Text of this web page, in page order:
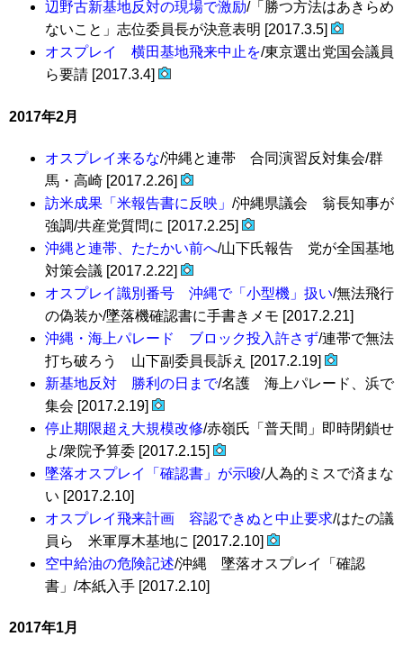
辺野古新基地反対の現場で激励/「勝つ方法はあきらめ
ないこと」志位委員長が決意表明 [2017.3.5]
オスプレイ 横田基地飛来中止を/東京選出党国会議員
ら要請 [2017.3.4]
2017年2月
オスプレイ来るな/沖縄と連帯 合同演習反対集会/群
馬・高崎 [2017.2.26]
訪米成果「米報告書に反映」 /沖縄県議会 翁長知事が
強調/共産党質問に [2017.2.25]
沖縄と連帯、たたかい前へ/山下氏報告 党が全国基地
対策会議 [2017.2.22]
オスプレイ識別番号 沖縄で「小型機」扱い/無法飛行
の偽装か/墜落機確認書に手書きメモ [2017.2.21]
沖縄・海上パレード ブロック投入許さず/連帯で無法
打ち破ろう 山下副委員長訴え [2017.2.19]
新基地反対 勝利の日まで/名護 海上パレード、浜で
集会 [2017.2.19]
停止期限超え大規模改修/赤嶺氏「普天間」即時閉鎖せ
よ/衆院予算委 [2017.2.15]
墜落オスプレイ「確認書」が示唆/人為的ミスで済まな
い [2017.2.10]
オスプレイ飛来計画 容認できぬと中止要求/はたの議
員ら 米軍厚木基地に [2017.2.10]
空中給油の危険記述/沖縄 墜落オスプレイ「確認
書」/本紙入手 [2017.2.10]
2017年1月